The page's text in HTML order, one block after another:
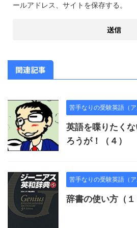
ールアドレス、サイトを保存する。
関連記事
苦手なりの受験英語（ア
英語を喋りたく
ろうが！（４）
苦手なりの受験英語（ア
辞書の使い方（１